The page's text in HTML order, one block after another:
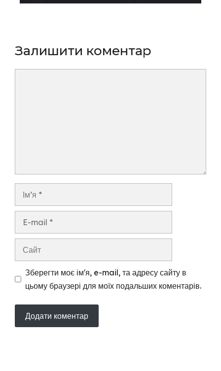
Залишити коментар
Зберегти моє ім'я, e-mail, та адресу сайту в
цьому браузері для моїх подальших коментарів.